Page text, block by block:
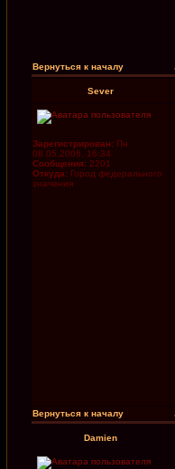
Вернуться к началу
Sever
Зарегистрирован: Пн
08.05.2006, 16:34
Сообщения: 2201
Откуда: Город федерального
значения
Вернуться к началу
Damien